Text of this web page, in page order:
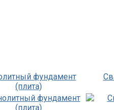
фундамент
(плита)